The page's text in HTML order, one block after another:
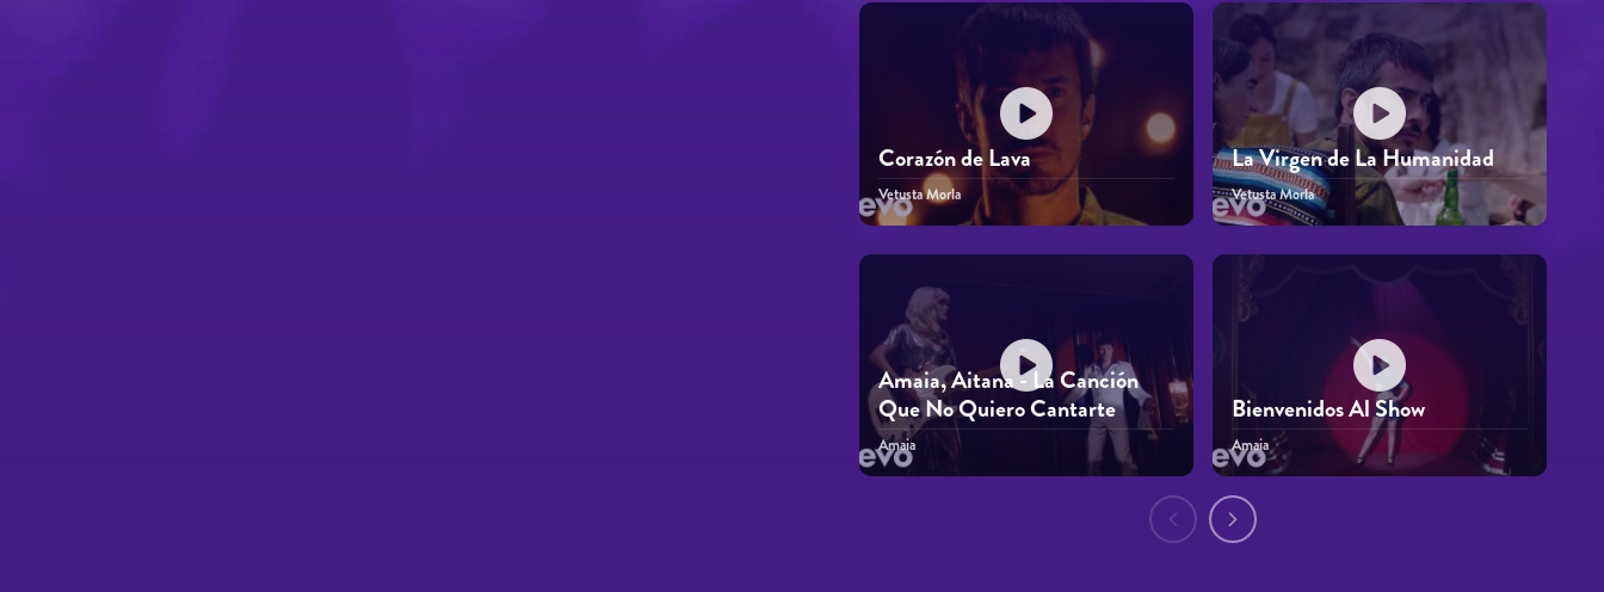
Corazón de Lava
Vetusta Morla
La Virgen de La Humanidad
Vetusta Morla
Amaia, Aitana - La Canción
Que No Quiero Cantarte
Amaia
Bienvenidos Al Show
Amaia